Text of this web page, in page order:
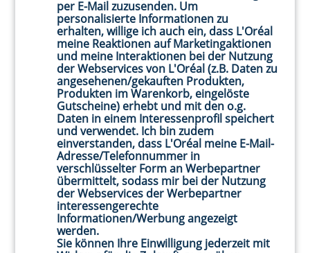
Recht, unentgeltlich Auskunft über die zu Ihrer
Person gespeicherten Daten, deren Herkunft
und Empfänger und den Zweck der
Datenverarbeitung zu erhalten. Bei Vorlage der
jeweiligen Voraussetzungen kann Ihnen
ebenso das Recht auf Berichtigung unrichtiger
Daten, sowie Einschränkung der Verarbeitung
und Löschung von Daten zustehen; sofern eine
Löschung nicht möglich ist, tritt anstelle der
Löschung die Einschränkung der Verarbeitung
der Daten. Hinsichtlich der Daten, die auf
Grundlage einer Einwilligung oder in Erfüllung
eines Vertrags automatisiert verarbeitet
werden, haben Sie grundsätzlich das Recht,
per E-Mail zuzusenden. Um
personalisierte Informationen zu
erhalten, willige ich auch ein, dass L'Oréal
meine Reaktionen auf Marketingaktionen
und meine Interaktionen bei der Nutzung
der Webservices von L'Oréal (z.B. Daten zu
angesehenen/gekauften Produkten,
Produkten im Warenkorb, eingelöste
Gutscheine) erhebt und mit den o.g.
Daten in einem Interessenprofil speichert
und verwendet. Ich bin zudem
einverstanden, dass L'Oréal meine E-Mail-
Adresse/Telefonnummer in
verschlüsselter Form an Werbepartner
übermittelt, sodass mir bei der Nutzung
der Webservices der Werbepartner
interessengerechte
Informationen/Werbung angezeigt
werden.
Sie können Ihre Einwilligung jederzeit mit